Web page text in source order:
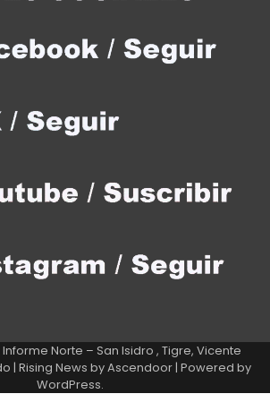
Informe Norte – San Isidro , Tigre, Vicente
| Rising News byAscendoor| Powered by
WordPress.